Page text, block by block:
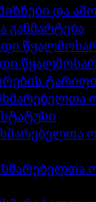
და
განმარტება
ტარიფი